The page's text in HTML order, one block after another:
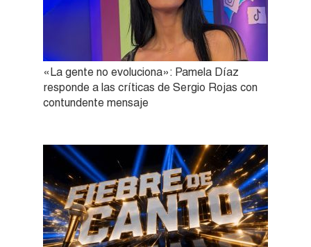
«La gente no evoluciona»: Pamela Díaz
responde a las críticas de Sergio Rojas con
contundente mensaje